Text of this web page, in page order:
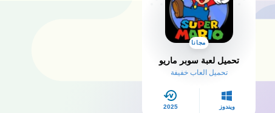
مجانا
تحميل لعبة سوبر ماريو
تحميل العاب خفيفة
ويندوز 2025